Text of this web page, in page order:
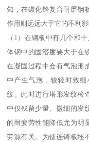
知，在碳化铬复合耐磨钢
作用则远远大于它的不利影
（1）在钢板中有几个和
体钢中的固溶度要大于在
在凝固过程中会有气泡形
中产生气泡，较轻时致
纹。此时进行塔形发纹检
中仅残留少量、微细的发
的耐疲劳性能降低尤为明
劳源有关。为使连铸板坯